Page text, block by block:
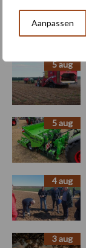
Aanpassen
5 aug
5 aug
4 aug
3 aug